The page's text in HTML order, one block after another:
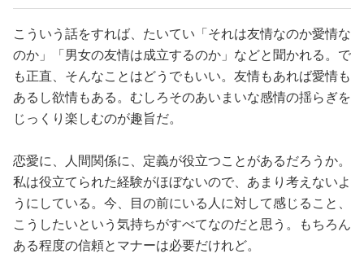
こういう話をすれば、たいてい「それは友情なのか愛情な
のか」「男女の友情は成立するのか」などと聞かれる。で
も正直、そんなことはどうでもいい。友情もあれば愛情も
あるし欲情もある。むしろそのあいまいな感情の揺らぎを
じっくり楽しむのが趣旨だ。
恋愛に、人間関係に、定義が役立つことがあるだろうか。
私は役立てられた経験がほぼないので、あまり考えないよ
うにしている。今、目の前にいる人に対して感じること、
こうしたいという気持ちがすべてなのだと思う。もちろん
ある程度の信頼とマナーは必要だけれど。